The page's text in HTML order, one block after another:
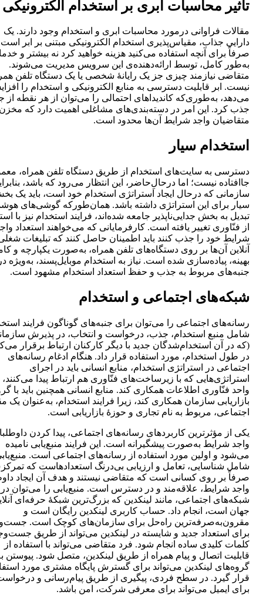
تأثیر محاسبات ابری بر استخدام الکترونیکی
مقالات فراوانی درمورد محاسبات ابری و استخدام وجود دارند. یک
دارایی جذاب، مقیاس‌پذیری استخدام الکترونیکی مبتنی بر ابر
صرفاً برای آنچه استفاده می‌کنید هزینه خواهید کرد نه بیشتر و
به‌طور کامل، توسط ارائه‌دهنده‌ی این سرویس مدیریت می‌شوند.
متقاضی نیازمند چیزی جز یک رایانۀ شخصی یا یک دستگاه تلفن
نیست. ابر قابلیت دسترسی به منابع الکترونیکی و استخدام را
می‌دهد، به‌طوری‌که کاندیداهای احتمالی را می‌توان از هر نقطه از
جذب کرد. این امر در دسته‌بندی‌های مشاغلی اهمیت دارد که
متقاضیان واجد شرایط آن‌ها محدود است.
استخدام سیار
دسترسی به سایت‌های استخدام از طریق دستگاه تلفن همراه،
جاافتاده نیست؛ اما درحالِ‌حاضر، این انتظار می‌رود که باشد،
سازمانی که درحال ایجاد استراتژی استخدام خود است، باید یک
سیار برای این استراتژی داشته باشد. همان‌طورکه گوشی‌های
تبدیل به بخش جدایی‌ناپذیر جامعه شده‌اند، فرایند استخدام نیز با
از فنّاوری تغییر یافته است. کارفرمایانی که می‌خواهند استعداد
شرایط خود را جذب کنند باید اطمینان حاصل کنند که تبلیغات
آنلاین آن‌ها بر روی دستگاه‌های تلفن همراه، به‌صورت یکپارچه و
بهینه، پیاده‌سازی شده است. نیاز به استخدام موبایل‌پسند، به‌ویژه
جنبه‌های مربوط به جذب و حفظ استعداد استخدام مشهود است.
شبکه‌های اجتماعی و استخدام
رسانه‌های اجتماعی را می‌توان برای جنبه‌‌‌های گوناگون فرایند
شامل منبع استخدام، جذب، درخواست و انتخاب، در پذیرش
(که در آن استخدام‌شدگان جدید با دیگر کارکنان ارتباط برقرار
در طول استخدام، مورد استفاده قرار داد. هنگام ادغام رسانه‌های
اجتماعی در استراتژی استخدام، منابع انسانی باید در اجرای
استراتژی‌هایی که با زیرساخت‌‌‌های فنّاوری هم ارتباط پیدا ‌می‌کنند،
واحد فنّاوری اطلاعات همکاری کند. منابع انسانی همچنین باید با
بازاریابی سازمان همکاری کند، زیرا فرایند استخدام، به‌عنوان یک
اجتماعی، مربوط به نام تجاری و حوزۀ بازاریابی است.
یکی از مؤثرترین کاربردهای رسانه‌های اجتماعی، پیدا کردن
واجد شرایط به‌صورت پیشگیرانه است. این فرایند منبع‌یابی نامیده
می‌شود و اولین مورد استفاده از رسانه‌های اجتماعی است.
شامل شناسایی، تعامل و ارزیابی بی‌درنگ استعدادهاست که
صرفاً بر روی کسانی است که متقاضی نیستند و هدف آن ایجاد
واجد شرایط، علاقه‌مند و در دسترس است. منبع‌یابی را می‌توان در
شبکه‌های اجتماعی، مانند لینکدین که بزرگ‌ترین شبکۀ حرفه‌ای
جهان است، انجام داد. حساب کاربری لینکدین رایگان است و
مقرون‌به‌صرفه‌ترین راه‌حل برای سازمان‌های کوچک است.
برای استعداد جدید و شایسته در لینکدین می‌تواند از طریق
کلمات کلیدی ساده انجام شود. فرد متقاضی می‌تواند با استفاده از
قابلیت اتصال و پیام همراه از طریق لینکدین، متصل شود. پیوستن
گروه‌های لینکدین می‌تواند برای گسترش پایگاه مشتری مورد
قرار گیرد. در سطح فردی، پیگیری از طریق پیام‌رسانی و
برای ایمیل می‌تواند برای معرفی شرکت، امن باشد.